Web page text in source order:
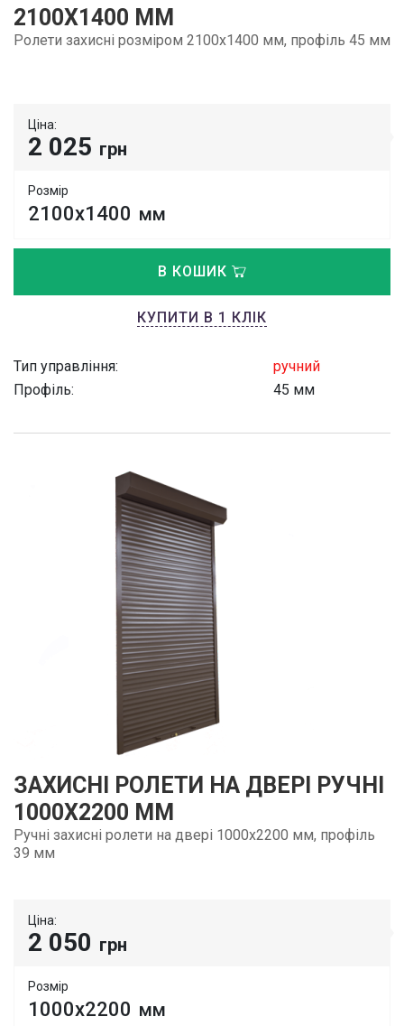
2100Х1400 ММ
Ролети захисні розміром 2100х1400 мм, профіль 45 мм
Ціна:
2 025 грн
Розмір
2100х1400 мм
В КОШИК
КУПИТИ В 1 КЛІК
Тип управління:
ручний
Профіль:
45 мм
ЗАХИСНІ РОЛЕТИ НА ДВЕРІ РУЧНІ
1000Х2200 ММ
Ручні захисні ролети на двері 1000х2200 мм, профіль
39 мм
Ціна:
2 050 грн
Розмір
1000х2200 мм